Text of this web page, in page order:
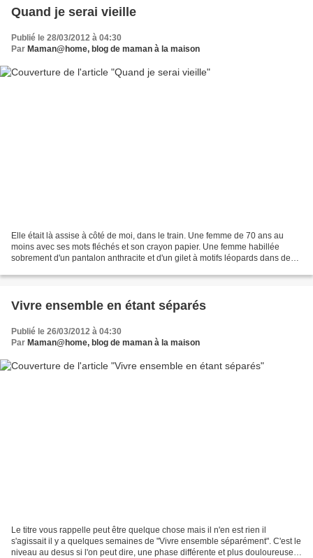
Quand je serai vieille
Publié le 28/03/2012 à 04:30
Par Maman@home, blog de maman à la maison
Elle était là assise à côté de moi, dans le train. Une femme de 70 ans au
moins avec ses mots fléchés et son crayon papier. Une femme habillée
sobrement d'un pantalon anthracite et d'un gilet à motifs léopards dans des
Vivre ensemble en étant séparés
Publié le 26/03/2012 à 04:30
Par Maman@home, blog de maman à la maison
Le titre vous rappelle peut être quelque chose mais il n'en est rien il
s'agissait il y a quelques semaines de "Vivre ensemble séparément". C'est le
niveau au desus si l'on peut dire, une phase différente et plus douloureuse